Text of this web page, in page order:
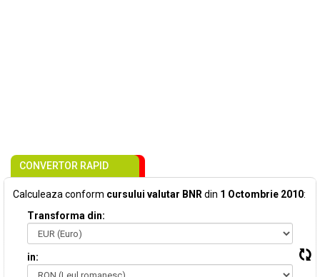
CONVERTOR RAPID
Calculeaza conform cursului valutar BNR din 1 Octombrie 2010:
Transforma din:
in: